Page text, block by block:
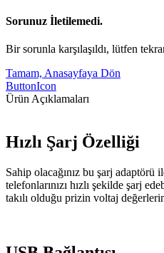
Sorunuz İletilemedi.
Bir sorunla karşılaşıldı, lütfen
Tamam, Anasayfaya Dön
ButtonIcon
Ürün Açıklamaları
Hızlı Şarj Özelliği
Sahip olacağınız bu şarj adaptörü
telefonlarınızı hızlı şekilde şarj
takılı olduğu prizin voltaj